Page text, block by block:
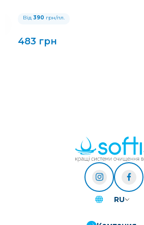
Від 390 грн/пл.
483 грн
RU